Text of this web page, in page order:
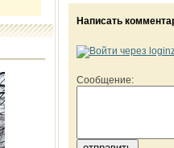
Написать
Сообщение: